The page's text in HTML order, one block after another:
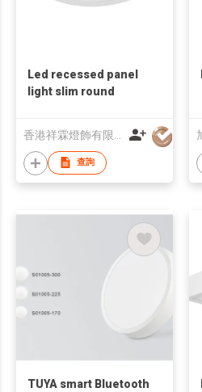
Led recessed panel
light slim round
查詢
TUYA smart Bluetooth